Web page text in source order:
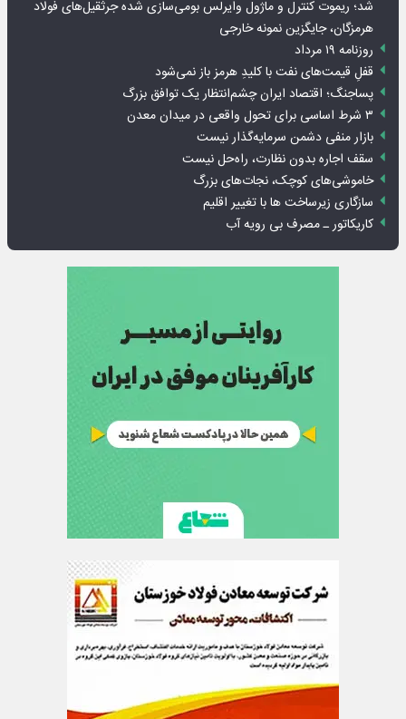
شد؛ ریموت کنترل و ماژول وایرلس بومی‌سازی شده جرثقیل‌های فولاد
هرمزگان، جایگزین نمونه خارجی
روزنامه ۱۹ مرداد
قفلِ قیمت‌های نفت با کلیدِ هرمز باز نمی‌شود
پساجنگ؛ اقتصاد ایران چشم‌انتظار یک توافق بزرگ
۳ شرط اساسی برای تحول واقعی در میدان معدن
بازار منفی دشمن سرمایه‌گذار نیست
سقف اجاره بدون نظارت، راه‌حل نیست
خاموشی‌های کوچک، نجات‌های بزرگ
سازگاری زیرساخت ها با تغییر اقلیم
کاریکاتور ـ مصرف بی رویه آب